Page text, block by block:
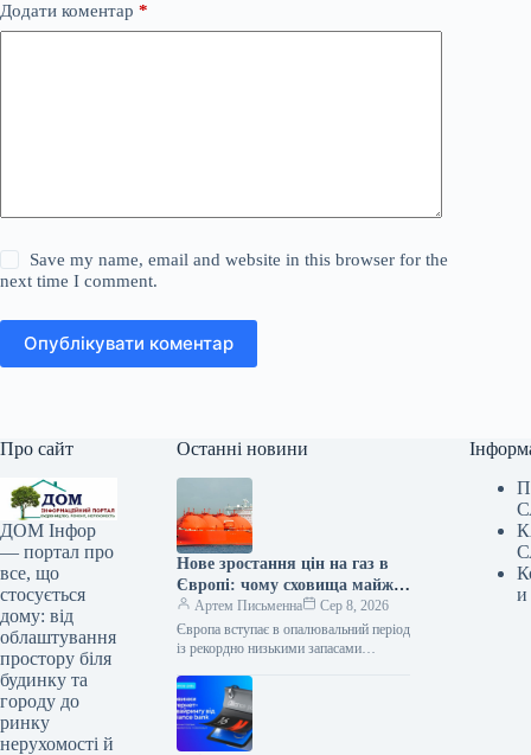
Додати коментар *
Save my name, email and website in this browser for the
next time I comment.
Опублікувати коментар
Про сайт
ДОМ Інфор
— портал про
все, що
стосується
дому: від
облаштування
простору біля
будинку та
городу до
ринку
нерухомості й
Останні новини
Нове зростання цін на газ в
Європі: чому сховища майже
порожні напередодні зими —
Мінфін
Артем Письменна
Сер 8, 2026
Європа вступає в опалювальний період
із рекордно низькими запасами
зафіксованими за весь період
спостережень. Сховища…
и